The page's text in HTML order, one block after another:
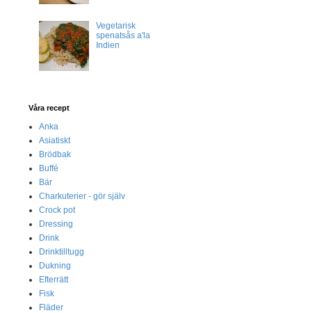
Vegetarisk
spenatsås a'la
Indien
Våra recept
Anka
Asiatiskt
Brödbak
Buffé
Bär
Charkuterier - gör själv
Crock pot
Dressing
Drink
Drinktilltugg
Dukning
Efterrätt
Fisk
Fläder